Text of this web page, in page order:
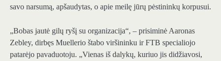
savo narsumą, apšaudytas, o apie meilę jūrų pėstininkų korpusui.
„Bobas jautė gilų ryšį su organizacija“, – prisiminė Aaronas
Zebley, dirbęs Muellerio štabo viršininku ir FTB specialiojo
patarėjo pavaduotoju. „Vienas iš dalykų, kuriuo jis didžiavosi,